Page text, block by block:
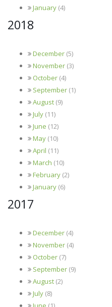
January (4)
2018
December (5)
November (3)
October (4)
September (1)
August (9)
July (11)
June (12)
May (10)
April (11)
March (10)
February (2)
January (6)
2017
December (4)
November (4)
October (7)
September (9)
August (2)
July (8)